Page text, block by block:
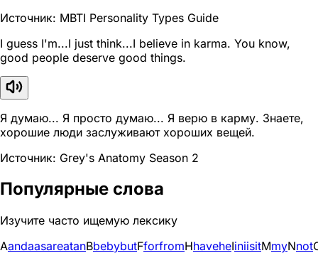
Источник: MBTI Personality Types Guide
I guess I'm...I just think...I believe in karma. You know,
good people deserve good things.
Я думаю... Я просто думаю... Я верю в карму. Знаете,
хорошие люди заслуживают хороших вещей.
Источник: Grey's Anatomy Season 2
Популярные слова
Изучите часто ищемую лексику
AandaasareatanBbebybutFforfromHhaveheIiniisitMmyNnot